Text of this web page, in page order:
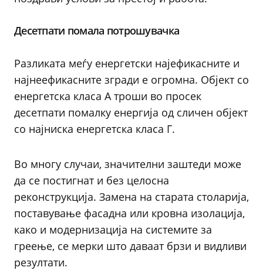
Десетпати помала потрошувачка
Разликата меѓу енергетски најефикасните и
најнеефикасните згради е огромна. Објект со
енергетска класа А троши во просек
десетпати помалку енергија од сличен објект
со најниска енергетска класа Г.
Во многу случаи, значителни заштеди може
да се постигнат и без целосна
реконструкција. Замена на старата столарија,
поставување фасадна или кровна изолација,
како и модернизација на системите за
греење, се мерки што даваат брзи и видливи
резултати.